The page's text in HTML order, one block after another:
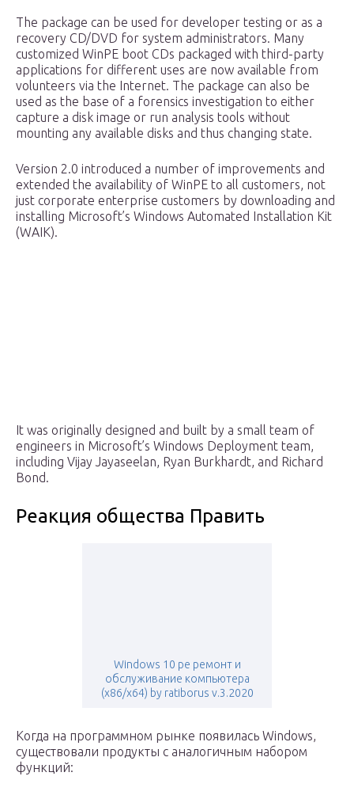
The package can be used for developer testing or as a
recovery CD/DVD for system administrators. Many
customized WinPE boot CDs packaged with third-party
applications for different uses are now available from
volunteers via the Internet. The package can also be
used as the base of a forensics investigation to either
capture a disk image or run analysis tools without
mounting any available disks and thus changing state.
Version 2.0 introduced a number of improvements and
extended the availability of WinPE to all customers, not
just corporate enterprise customers by downloading and
installing Microsoft’s Windows Automated Installation Kit
(WAIK).
It was originally designed and built by a small team of
engineers in Microsoft’s Windows Deployment team,
including Vijay Jayaseelan, Ryan Burkhardt, and Richard
Bond.
Реакция общества Править
Windows 10 pe ремонт и
обслуживание компьютера
(x86/x64) by ratiborus v.3.2020
Когда на программном рынке появилась Windows,
существовали продукты с аналогичным набором
функций: